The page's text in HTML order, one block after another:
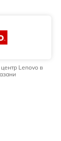
Lenovo в